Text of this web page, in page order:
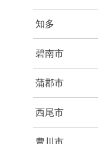
知多
碧南市
蒲郡市
西尾市
豊川市